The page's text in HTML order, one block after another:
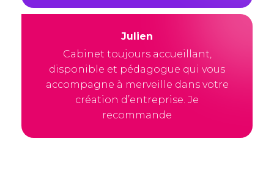
Julien
Cabinet toujours accueillant,
disponible et pédagogue qui vous
accompagne à merveille dans votre
création d’entreprise. Je
recommande